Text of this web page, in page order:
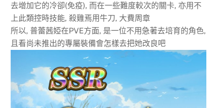
去增加它的冷卻(免疫), 而在一些難度較次的關卡, 亦用不
上此類控時技能, 殺雞焉用牛刀, 大費周章
所以, 普蕾茜婭在PVE方面, 是一位不用急著去培育的角色,
且看尚未推出的專屬裝備會怎樣去把她改良吧